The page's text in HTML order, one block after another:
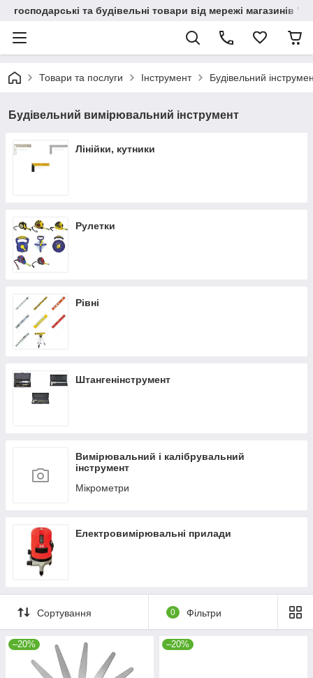
господарські та будівельні товари від мережі магазинів
Товари та послуги Інструмент Будівельний
Будівельний вимірювальний інструмент
Лінійки, кутники
Рулетки
Рівні
Штангенінструмент
Вимірювальний і калібрувальний
інструмент
Мікрометри
Електровимірювальні прилади
Сортування 0 Фільтри
–20% –20%